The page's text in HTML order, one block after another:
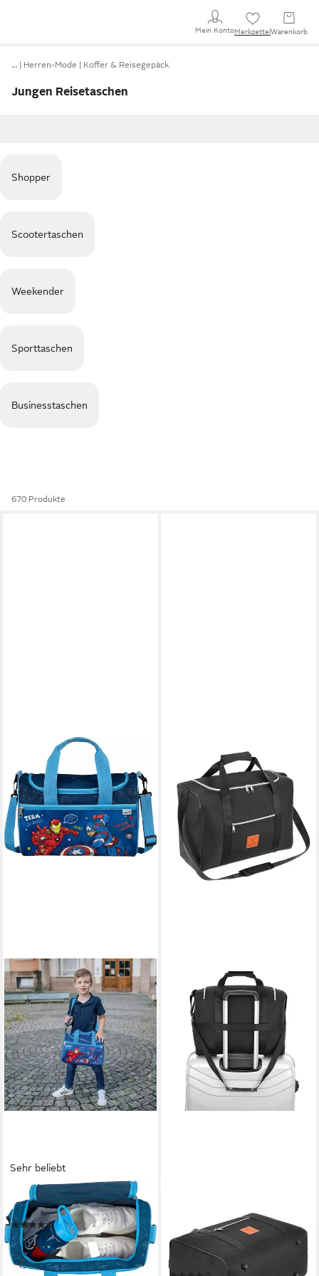
Mein KontoMerkzettel Warenkorb
… Herren-Mode Koffer & Reisegepäck
Jungen Reisetaschen
Shopper
Scootertaschen
Weekender
Sporttaschen
Businesstaschen
670 Produkte
Sehr beliebt
SCOOLI
Sporttasche
(119)
ab 13,15 € UVP24,95 €
-47%
lieferbar - in 2-3 Werktagen bei dir
Reisetasche 40x30x20 cm
Handgepäck für Flüge mit z.
B. Wizz Air (Modell WT2),
extra leicht, mit